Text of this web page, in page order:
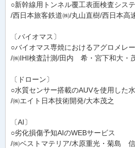
○新幹線用トンネル覆工表面検査シス
/西日本旅客鉄道㈱/丸山直樹/西日本高
〔バイオマス〕
○バイオマス専焼におけるアグロメレ
/㈱IHI検査計測/田内 希・宮下和大・
〔ドローン〕
○水質センサー搭載のAUVを使用した
/㈱エイト日本技術開発/大本茂之
〔AI〕
○劣化損傷予知AIのWEBサービス
/㈱ベストマテリア/木原重光・菊島